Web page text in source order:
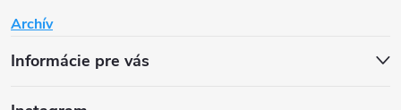
Archív
Informácie pre vás